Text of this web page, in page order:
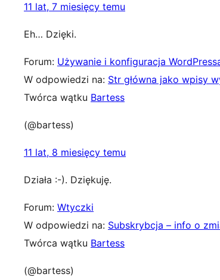
11 lat, 7 miesięcy temu
Eh… Dzięki.
Forum: Używanie i konfiguracja
W odpowiedzi na: Str główna jako wpisy
Twórca wątku Bartess
(@bartess)
11 lat, 8 miesięcy temu
Działa :-). Dziękuję.
Forum: Wtyczki
W odpowiedzi na: Subskrybcja – info o
Twórca wątku Bartess
(@bartess)